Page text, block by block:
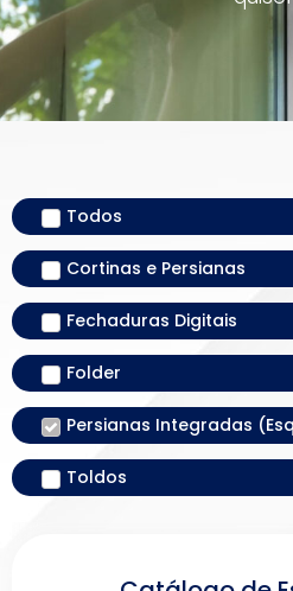
Todos
Cortinas e Persianas
Fechaduras Digitais
Folder
Persianas Integradas
Toldos